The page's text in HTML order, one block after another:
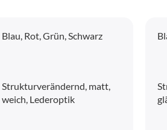
Blau, Rot, Grün, Schwarz
Strukturverändernd, matt,
weich, Lederoptik